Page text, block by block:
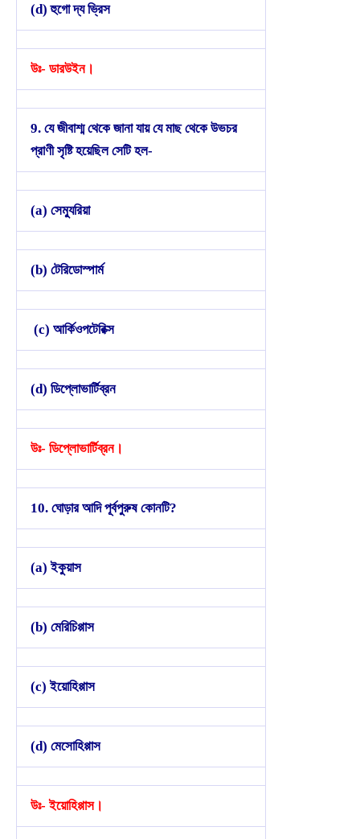
(d) হুগো দ্য ভ্রিস
উঃ- ডারউইন।
9. যে জীবাশ্ম থেকে জানা যায় যে মাছ থেকে উভচর
প্রাণী সৃষ্টি হয়েছিল সেটি হল-
(a) সেম্যুরিয়া
(b) টেরিডোস্পার্ম
(c) আর্কিওপটেরিক্স
(d) ডিপ্লোভার্টিব্রন
উঃ- ডিপ্লোভার্টিব্রন।
10. ঘোড়ার আদি পূর্বপুরুষ কোনটি?
(a) ইকুয়াস
(b) মেরিচিপ্পাস
(c) ইয়োহিপ্পাস
(d) মেসোহিপ্পাস
উঃ- ইয়োহিপ্পাস।